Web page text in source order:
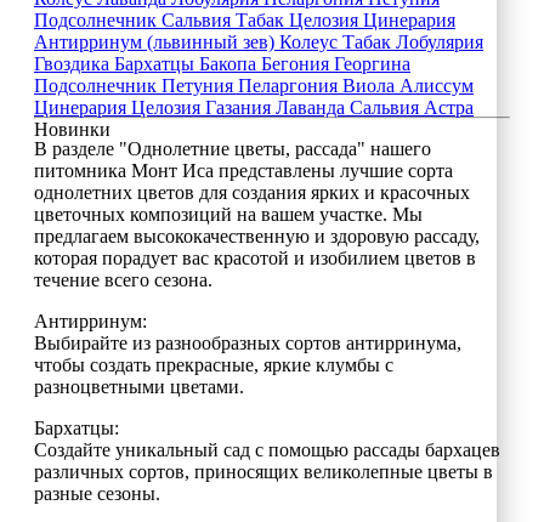
Подсолнечник Сальвия Табак Целозия Цинерария
Антирринум (львинный зев) Колеус Табак Лобулярия
Гвоздика Бархатцы Бакопа Бегония Георгина
Подсолнечник Петуния Пеларгония Виола Алиссум
Цинерария Целозия Газания Лаванда Сальвия Астра
Новинки
В разделе "Однолетние цветы, рассада" нашего
питомника Монт Иса представлены лучшие сорта
однолетних цветов для создания ярких и красочных
цветочных композиций на вашем участке. Мы
предлагаем высококачественную и здоровую рассаду,
которая порадует вас красотой и изобилием цветов в
течение всего сезона.
Антирринум:
Выбирайте из разнообразных сортов антирринума,
чтобы создать прекрасные, яркие клумбы с
разноцветными цветами.
Бархатцы:
Создайте уникальный сад с помощью рассады бархацев
различных сортов, приносящих великолепные цветы в
разные сезоны.